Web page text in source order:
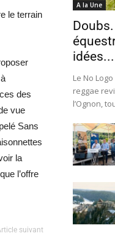
le terrain
des
vue
Sans
la
l’offre
suivant
A la Une
idées...
Le No
reggae
l’Ognon,